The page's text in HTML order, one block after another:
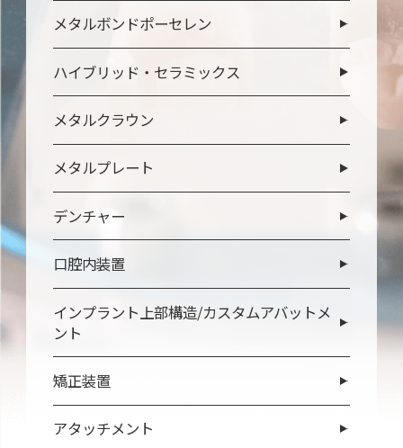
メタルボンドポーセレン
ハイブリッド・セラミックス
メタルクラウン
メタルプレート
デンチャー
口腔内装置
インプラント上部構造/カスタムアバットメ
ント
矯正装置
アタッチメント